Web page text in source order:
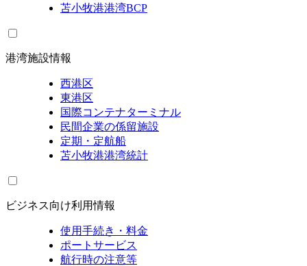
苫小牧港港湾BCP
港湾施設情報
西港区
東港区
国際コンテナターミナル
民間企業の係留施設
定期・定航船
苫小牧港港湾統計
ビジネス向け利用情報
使用手続き・料金
ポートサービス
航行時の注意等